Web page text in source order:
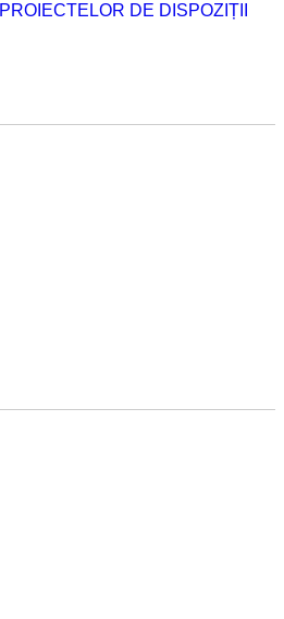
DE DISPOZIȚII